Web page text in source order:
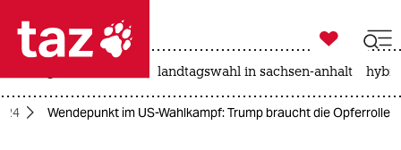
 taz zahl ich
taz zahl ich

taz zahl ich
landtagswahl in sachsen-anhalt
Wendepunkt im US-Wahlkampf: Trump braucht die Opferrolle